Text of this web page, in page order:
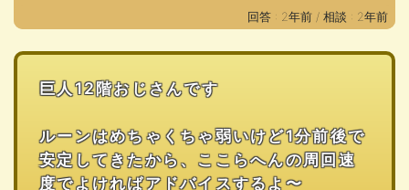
回答 : 2年前 / 相談 : 2年前
巨人12階おじさんです
ルーンはめちゃくちゃ弱いけど1分前後で
安定してきたから、ここらへんの周回速
度でよければアドバイスするよ〜